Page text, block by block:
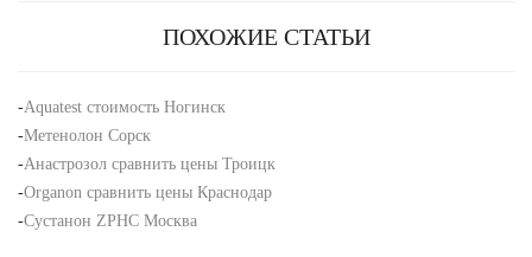
ПОХОЖИЕ СТАТЬИ
-Aquatest стоимость Ногинск
-Метенолон Сорск
-Анастрозол сравнить цены Троицк
-Organon сравнить цены Краснодар
-Сустанон ZPHC Москва